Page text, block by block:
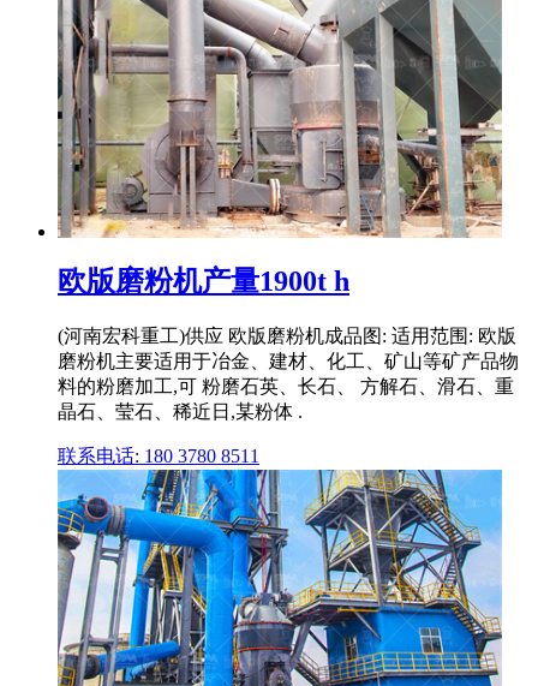
欧版磨粉机产量1900t h
(河南宏科重工)供应 欧版磨粉机成品图: 适用范围: 欧版
磨粉机主要适用于冶金、建材、化工、矿山等矿产品物
料的粉磨加工,可 粉磨石英、长石、 方解石、滑石、重
晶石、莹石、稀近日,某粉体 .
联系电话: 180 3780 8511